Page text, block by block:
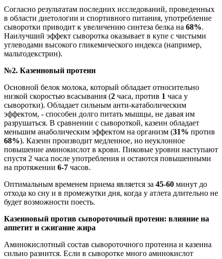
Согласно результатам последних исследований, проведенных
в области диетологии и спортивного питания, употребление
сыворотки приводит к увеличению синтеза белка на 68%.
Наилучший эффект сыворотка оказывает в купе с чистыми
углеводами высокого гликемического индекса (например,
мальтодекстрин).
№2. Казеиновый протеин
Основной белок молока, который обладает относительно
низкой скоростью всасывания (2 часа, против 1 часа у
сыворотки). Обладает сильным анти-катаболическим
эффектом, - способен долго питать мышцы, не давая им
разрушаться. В сравнении с сывороткой, казеин обладает
меньшим анаболическим эффектом на организм (31% против
68%). Казеин производит медленное, но неуклонное
повышение аминокислот в крови. Пиковые уровни наступают
спустя 2 часа после употребления и остаются повышенными
на протяжении 6-7 часов.
Оптимальным временем приема является за 45-60 минут до
отхода ко сну и в промежутки дня, когда у атлета длительно не
будет возможности поесть.
Казеиновый против сывороточный протеин: влияние на
аппетит и сжигание жира
Аминокислотный состав сывороточного протеина и казеина
сильно разнится. Если в сыворотке много аминокислот